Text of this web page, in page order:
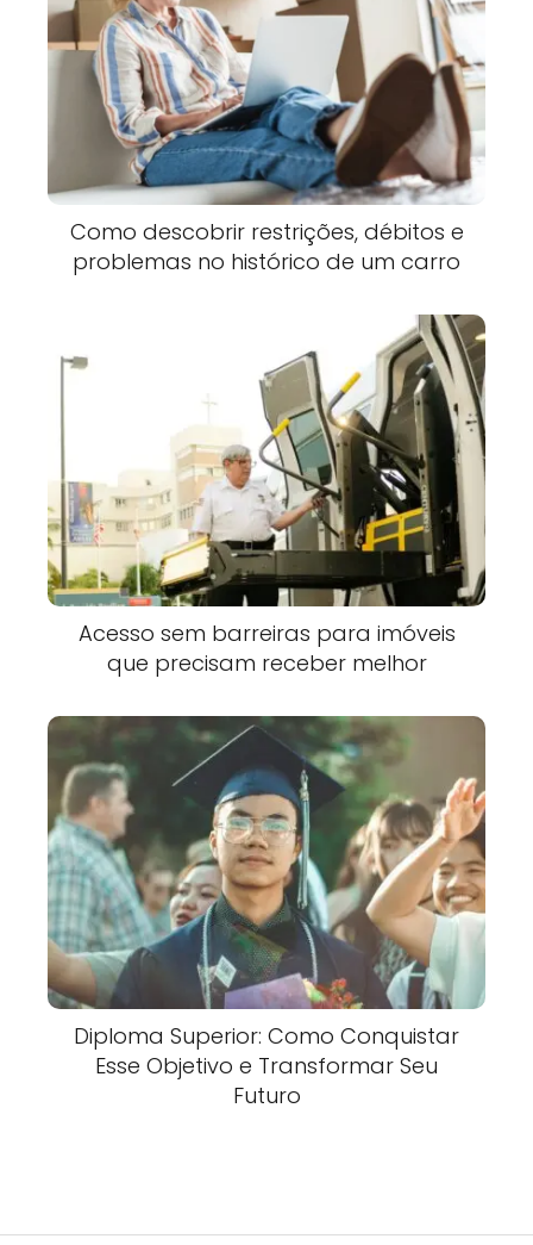
Como descobrir restrições, débitos e
problemas no histórico de um carro
Acesso sem barreiras para imóveis
que precisam receber melhor
Diploma Superior: Como Conquistar
Esse Objetivo e Transformar Seu
Futuro